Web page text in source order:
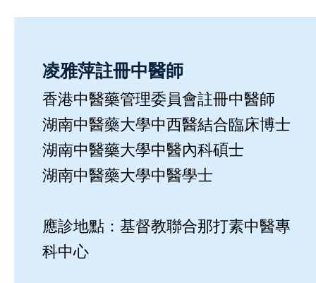
凌雅萍註冊中醫師
香港中醫藥管理委員會註冊中醫師
湖南中醫藥大學中西醫結合臨床博士
湖南中醫藥大學中醫內科碩士
湖南中醫藥大學中醫學士
應診地點：基督教聯合那打素中醫專
科中心